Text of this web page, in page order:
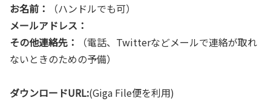
お名前：
（ハンドルでも可）
メールアドレス：
その他連絡先：
（電話、Twitterなどメールで連絡が取れ
ないときのための予備）
ダウンロードURL:(Giga File便を利用)